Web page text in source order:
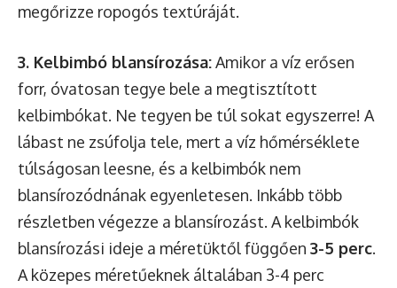
megőrizze ropogós textúráját.
3. Kelbimbó blansírozása:Amikor a víz erősen
forr, óvatosan tegye bele a megtisztított
kelbimbókat. Ne tegyen be túl sokat egyszerre! A
lábast ne zsúfolja tele, mert a víz hőmérséklete
túlságosan leesne, és a kelbimbók nem
blansírozódnának egyenletesen. Inkább több
részletben végezze a blansírozást. A kelbimbók
blansírozási ideje a méretüktől függően 3-5 perc.
A közepes méretűeknek általában 3-4 perc